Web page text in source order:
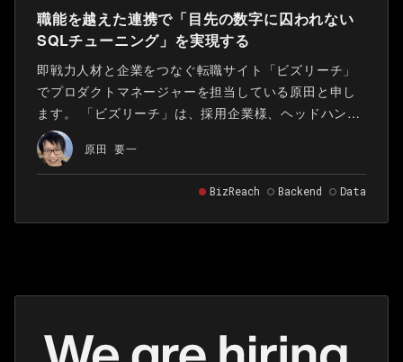
職能を越えた連携で「目先の数字に囚われない
SQLチューニング」を実現する
即戦力人材と企業をつなぐ転職サイト「ビズリーチ」
でプロダクトマネージャーを担当している原田と申し
ます。 「ビズリーチ」は、採用企業様、ヘッドハンタ
ー様、求職者様それぞれに特化した機能を提供してい
ます。私はこのうち採用企業様向けの領域を担当して
おります。
原田 要一
BizReach Backend Data